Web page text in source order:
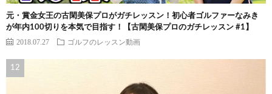
元・賞金女王の古閑美保プロがガチレッスン！初心者ゴルファーなみき
が年内100切りを本気で目指す！【古閑美保プロのガチレッスン #1】
2018.07.27 ゴルフのレッスン動画